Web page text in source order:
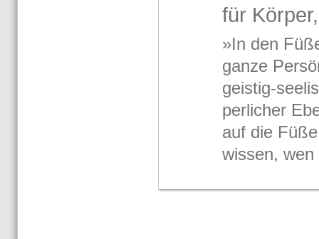
für
»In den
ganze
geis­tig-​
per­li­cher
auf die
wis­sen,